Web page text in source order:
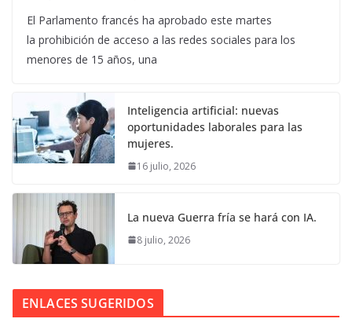
El Parlamento francés ha aprobado este martes
la prohibición de acceso a las redes sociales para los
menores de 15 años, una
Inteligencia artificial: nuevas
oportunidades laborales para las
mujeres.
16 julio, 2026
La nueva Guerra fría se hará con IA.
8 julio, 2026
ENLACES SUGERIDOS